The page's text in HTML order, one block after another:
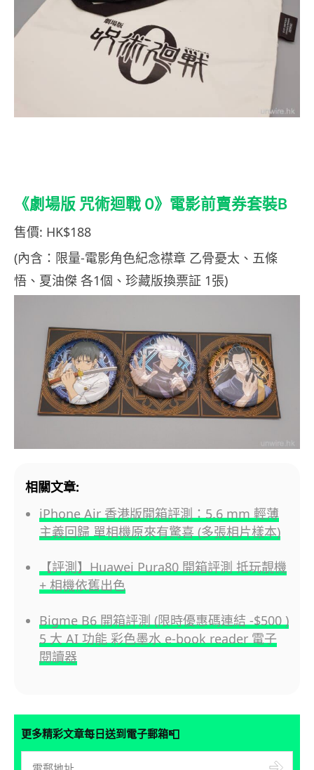
《劇場版 咒術迴戰 0》電影前賣券套裝B
售價: HK$188
(內含：限量-電影角色紀念襟章 乙骨憂太、五條
悟、夏油傑 各1個、珍藏版換票証 1張)
相關文章:
iPhone Air 香港版開箱評測：5.6 mm 輕薄
主義回歸 單相機原來有驚喜 (多張相片樣本)
【評測】Huawei Pura80 開箱評測 抵玩靚機
+ 相機依舊出色
Bigme B6 開箱評測 (限時優惠碼連結 -$500 )
5 大 AI 功能 彩色墨水 e-book reader 電子
閱讀器
更多精彩文章每日送到電子郵箱📮